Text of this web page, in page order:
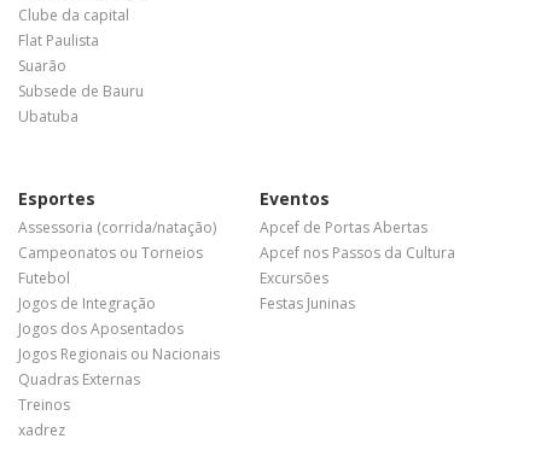
Clube da capital
Flat Paulista
Suarão
Subsede de Bauru
Ubatuba
Esportes
Assessoria (corrida/natação)
Campeonatos ou Torneios
Futebol
Jogos de Integração
Jogos dos Aposentados
Jogos Regionais ou Nacionais
Quadras Externas
Treinos
xadrez
Eventos
Apcef de Portas Abertas
Apcef nos Passos da Cultura
Excursões
Festas Juninas